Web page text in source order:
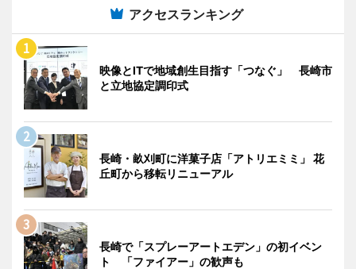
アクセスランキング
映像とITで地域創生目指す「つなぐ」 長崎市
と立地協定調印式
長崎・畝刈町に洋菓子店「アトリエミミ」 花
丘町から移転リニューアル
長崎で「スプレーアートエデン」の初イベン
ト 「ファイアー」の歓声も